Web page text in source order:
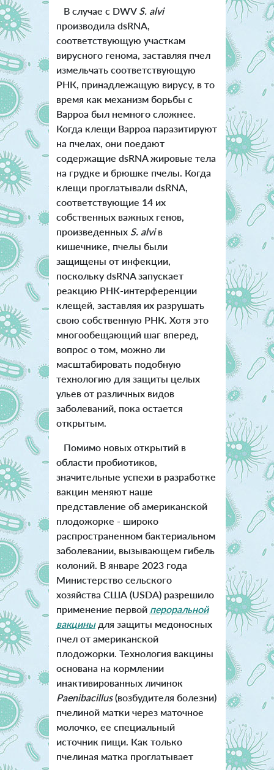
В случае с DWV S. alvi
производила dsRNA,
соответствующую участкам
вирусного генома, заставляя пчел
измельчать соответствующую
РНК, принадлежащую вирусу, в то
время как механизм борьбы с
Варроа был немного сложнее.
Когда клещи Варроа паразитируют
на пчелах, они поедают
содержащие dsRNA жировые тела
на грудке и брюшке пчелы. Когда
клещи проглатывали dsRNA,
соответствующие 14 их
собственных важных генов,
произведенных S. alviв
кишечнике, пчелы были
защищены от инфекции,
поскольку dsRNA запускает
реакцию РНК-интерференции
клещей, заставляя их разрушать
свою собственную РНК. Хотя это
многообещающий шаг вперед,
вопрос о том, можно ли
масштабировать подобную
технологию для защиты целых
ульев от различных видов
заболеваний, пока остается
открытым.
Помимо новых открытий в
области пробиотиков,
значительные успехи в разработке
вакцин меняют наше
представление об американской
плодожорке - широко
распространенном бактериальном
заболевании, вызывающем гибель
колоний. В январе 2023 года
Министерство сельского
хозяйства США (USDA) разрешило
применение первой пероральной
вакциныдля защиты медоносных
пчел от американской
плодожорки. Технология вакцины
основана на кормлении
инактивированных личинок
Paenibacillus(возбудителя болезни)
пчелиной матки через маточное
молочко, ее специальный
источник пищи. Как только
пчелиная матка проглатывает